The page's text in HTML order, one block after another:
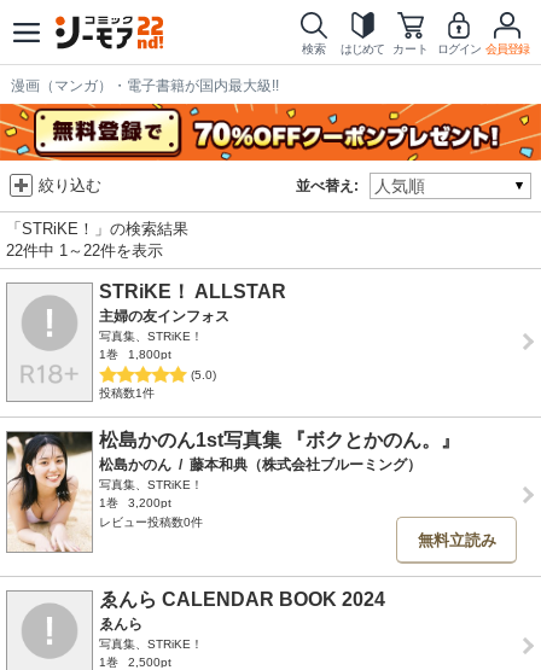
検索 はじめて カート ログイン 会員登録
漫画（マンガ）・電子書籍が国内最大級!!
並べ替え:
絞り込む
「STRiKE！」の検索結果
22件中 1～22件を表示
STRiKE！ ALLSTAR
主婦の友インフォス
写真集、STRiKE！
1巻
1,800pt
(5.0)
投稿数1件
松島かのん1st写真集 『ボクとかのん。』
松島かのん / 藤本和典（株式会社ブルーミング）
写真集、STRiKE！
1巻
3,200pt
レビュー投稿数0件
無料立読み
ゑんら CALENDAR BOOK 2024
ゑんら
写真集、STRiKE！
1巻
2,500pt